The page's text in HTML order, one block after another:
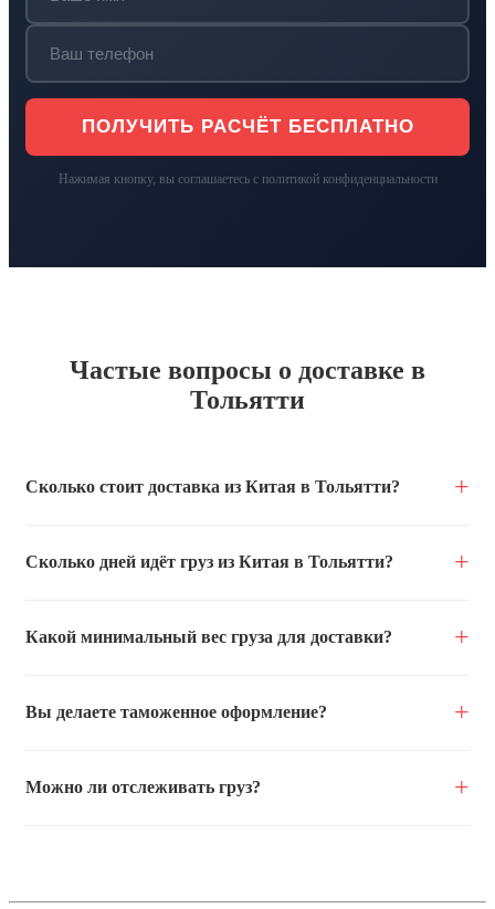
ПОЛУЧИТЬ РАСЧЁТ БЕСПЛАТНО
Нажимая кнопку, вы соглашаетесь с политикой конфиденциальности
Частые вопросы о доставке в
Тольятти
Сколько стоит доставка из Китая в Тольятти?
Сколько дней идёт груз из Китая в Тольятти?
Какой минимальный вес груза для доставки?
Вы делаете таможенное оформление?
Можно ли отслеживать груз?